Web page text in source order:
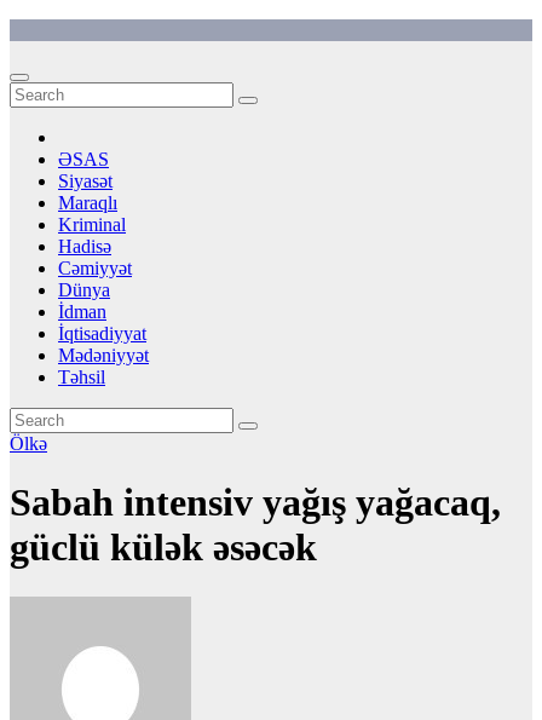
content
ƏSAS
Siyasət
Maraqlı
Kriminal
Hadisə
Cəmiyyət
Dünya
İdman
İqtisadiyyat
Mədəniyyət
Təhsil
Ölkə
Sabah intensiv yağış yağacaq,
güclü külək əsəcək